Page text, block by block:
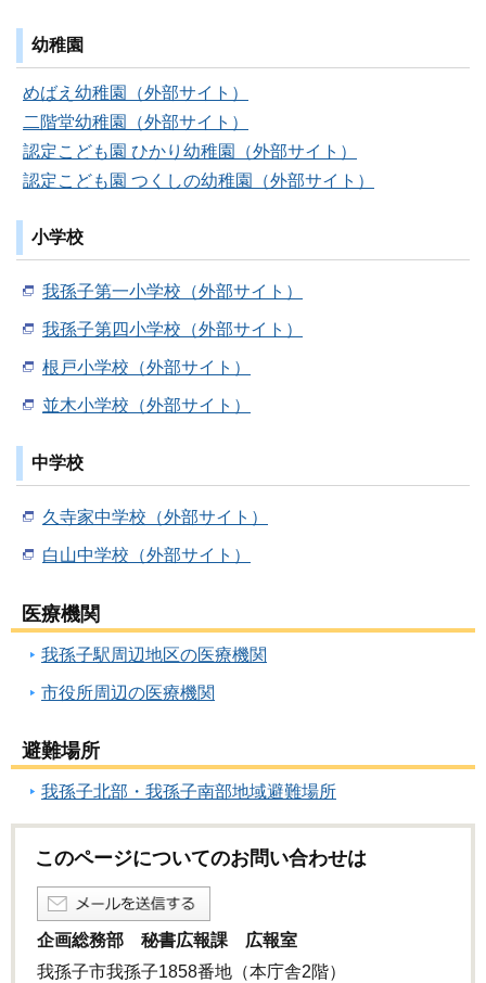
幼稚園
めばえ幼稚園（外部サイト）
二階堂幼稚園（外部サイト）
認定こども園 ひかり幼稚園（外部サイト）
認定こども園 つくしの幼稚園（外部サイト）
小学校
我孫子第一小学校（外部サイト）
我孫子第四小学校（外部サイト）
根戸小学校（外部サイト）
並木小学校（外部サイト）
中学校
久寺家中学校（外部サイト）
白山中学校（外部サイト）
医療機関
我孫子駅周辺地区の医療機関
市役所周辺の医療機関
避難場所
我孫子北部・我孫子南部地域避難場所
このページについてのお問い合わせは
企画総務部 秘書広報課 広報室
我孫子市我孫子1858番地（本庁舎2階）